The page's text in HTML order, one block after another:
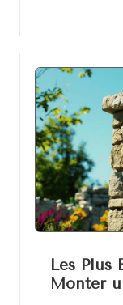
Les Plus
Monter